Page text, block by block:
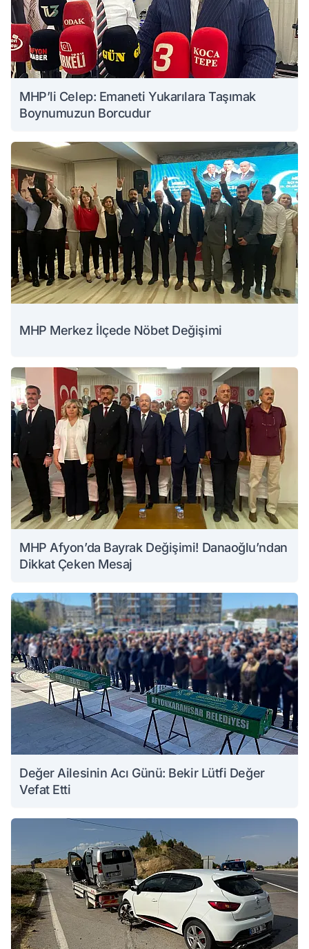
MHP’li Celep: Emaneti Yukarılara Taşımak
Boynumuzun Borcudur
MHP Merkez İlçede Nöbet Değişimi
MHP Afyon’da Bayrak Değişimi! Danaoğlu’ndan
Dikkat Çeken Mesaj
Değer Ailesinin Acı Günü: Bekir Lütfi Değer
Vefat Etti